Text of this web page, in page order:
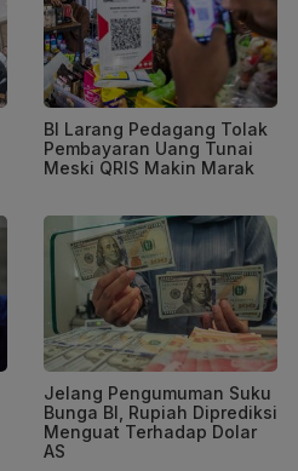
BI Larang Pedagang Tolak
Pembayaran Uang Tunai
Meski QRIS Makin Marak
Jelang Pengumuman Suku
Bunga BI, Rupiah Diprediksi
Menguat Terhadap Dolar
AS